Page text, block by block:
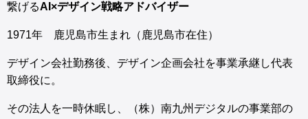
繋げるAI×デザイン戦略アドバイザー
1971年 鹿児島市生まれ（鹿児島市在住）
デザイン会社勤務後、デザイン企画会社を事業承継し代表
取締役に。
その法人を一時休眠し、（株）南九州デジタルの事業部の